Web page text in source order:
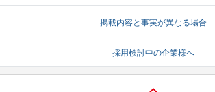
掲載内容と事実が異なる場合
採用検討中の企業様へ